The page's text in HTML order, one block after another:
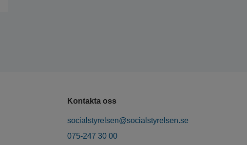
Kontakta oss
socialstyrelsen@socialstyrelsen.se
075-247 30 00